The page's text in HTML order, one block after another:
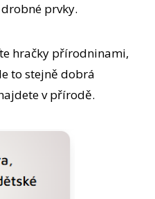
prvky.
hračky přírodninami,
to stejně dobrá
v přírodě.